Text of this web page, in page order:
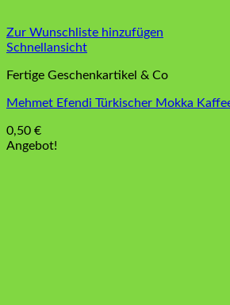
Zur Wunschliste hinzufügen
Schnellansicht
Fertige Geschenkartikel & Co
Mehmet Efendi Türkischer Mokka
0,50 €
Angebot!